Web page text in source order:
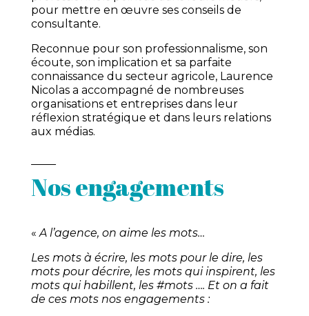
pour mettre en œuvre ses conseils de
consultante.
Reconnue pour son professionnalisme, son
écoute, son implication et sa parfaite
connaissance du secteur agricole, Laurence
Nicolas a accompagné de nombreuses
organisations et entreprises dans leur
réflexion stratégique et dans leurs relations
aux médias.
Nos engagements
«A l’agence, on aime les mots…
Les mots à écrire, les mots pour le dire, les
mots pour décrire, les mots qui inspirent, les
mots qui habillent, les #mots …. Et on a fait
de ces mots nos engagements :